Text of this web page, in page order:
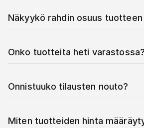
Näkyykö rahdin osuus tuotteen
Onko tuotteita heti varastossa?
Onnistuuko tilausten nouto?
Miten tuotteiden hinta